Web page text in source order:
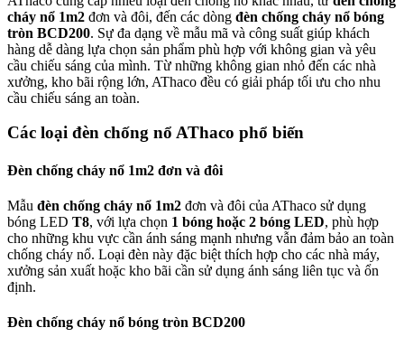
cháy nổ 1m2 đơn và đôi, đến các dòng đèn chống cháy nổ bóng
tròn BCD200. Sự đa dạng về mẫu mã và công suất giúp khách
hàng dễ dàng lựa chọn sản phẩm phù hợp với không gian và yêu
cầu chiếu sáng của mình. Từ những không gian nhỏ đến các nhà
xưởng, kho bãi rộng lớn, AThaco đều có giải pháp tối ưu cho nhu
cầu chiếu sáng an toàn.
Các loại đèn chống nổ AThaco phổ biến
Đèn chống cháy nổ 1m2 đơn và đôi
Mẫu đèn chống cháy nổ 1m2 đơn và đôi của AThaco sử dụng
bóng LED T8, với lựa chọn 1 bóng hoặc 2 bóng LED, phù hợp
cho những khu vực cần ánh sáng mạnh nhưng vẫn đảm bảo an toàn
chống cháy nổ. Loại đèn này đặc biệt thích hợp cho các nhà máy,
xưởng sản xuất hoặc kho bãi cần sử dụng ánh sáng liên tục và ổn
định.
Đèn chống cháy nổ bóng tròn BCD200